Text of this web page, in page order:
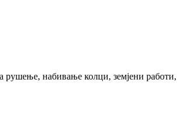
набивање колци, земјени